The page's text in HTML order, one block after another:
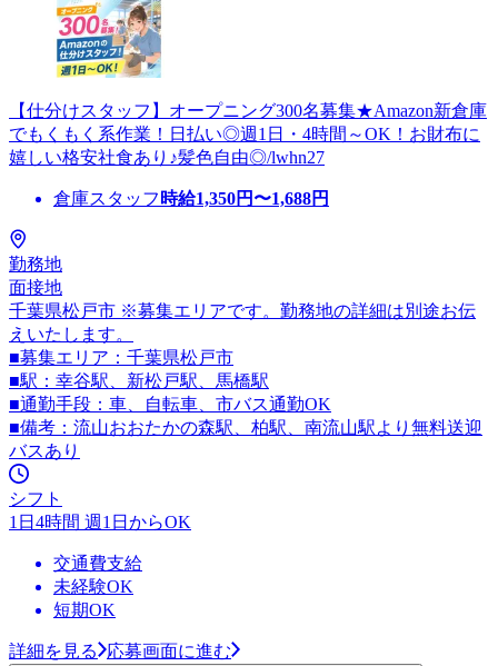
【仕分けスタッフ】オープニング300名募集★Amazon新倉庫
でもくもく系作業！日払い◎週1日・4時間～OK！お財布に
嬉しい格安社食あり♪髪色自由◎/lwhn27
倉庫スタッフ 時給1,350円〜1,688円
勤務地
面接地
千葉県松戸市 ※募集エリアです。勤務地の詳細は別途お伝
えいたします。
■募集エリア：千葉県松戸市
■駅：幸谷駅、新松戸駅、馬橋駅
■通勤手段：車、自転車、市バス通勤OK
■備考：流山おおたかの森駅、柏駅、南流山駅より無料送迎
バスあり
シフト
1日4時間 週1日からOK
交通費支給
未経験OK
短期OK
詳細を見る 応募画面に進む